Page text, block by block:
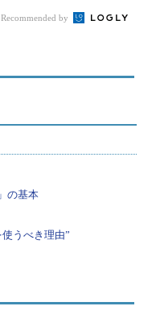
Recommended by